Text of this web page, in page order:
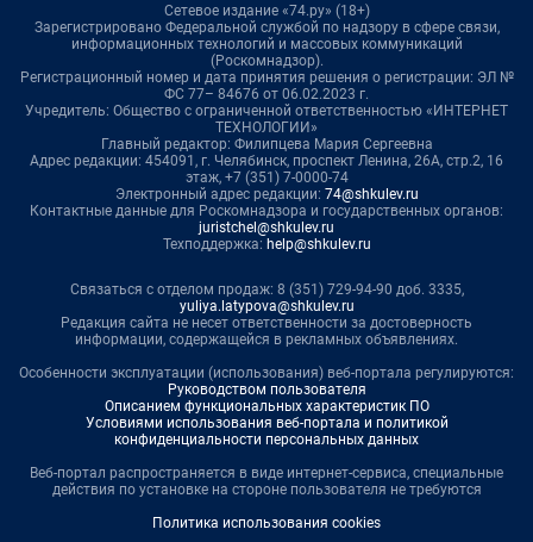
Сетевое издание «74.ру» (18+)
Зарегистрировано Федеральной службой по надзору в сфере связи,
информационных технологий и массовых коммуникаций
(Роскомнадзор).
Регистрационный номер и дата принятия решения о регистрации: ЭЛ №
ФС 77– 84676 от 06.02.2023 г.
Учредитель: Общество с ограниченной ответственностью «ИНТЕРНЕТ
ТЕХНОЛОГИИ»
Главный редактор: Филипцева Мария Сергеевна
Адрес редакции: 454091, г. Челябинск, проспект Ленина, 26А, стр.2, 16
этаж, +7 (351) 7-0000-74
Электронный адрес редакции: 74@shkulev.ru
Контактные данные для Роскомнадзора и государственных органов:
juristchel@shkulev.ru
Техподдержка: help@shkulev.ru
Связаться с отделом продаж: 8 (351) 729-94-90 доб. 3335,
yuliya.latypova@shkulev.ru
Редакция сайта не несет ответственности за достоверность
информации, содержащейся в рекламных объявлениях.
Особенности эксплуатации (использования) веб-портала регулируются:
Руководством пользователя
Описанием функциональных характеристик ПО
Условиями использования веб-портала и политикой
конфиденциальности персональных данных
Веб-портал распространяется в виде интернет-сервиса, специальные
действия по установке на стороне пользователя не требуются
Политика использования cookies